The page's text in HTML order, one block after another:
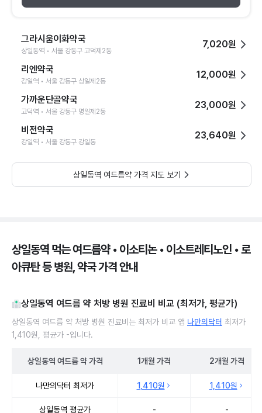
그라시움이화약국
상일동역 • 서울 강동구 고덕제2동
7,020원
리엔약국
강일역 • 서울 강동구 상일제2동
12,000원
가까운단골약국
고덕역 • 서울 강동구 명일제2동
23,000원
비전약국
강일역 • 서울 강동구 강일동
23,640원
상일동역 여드름약 가격 지도 보기
상일동역 먹는 여드름약 • 이소티논 • 이소트레티노인 • 로
아큐탄 등 병원, 약국 가격 안내
상일동역 여드름 약 처방 병원 진료비 비교 (최저가, 평균가)
상일동역 여드름 약 처방 병원 진료비는 최저가 비교 앱 나만의닥터 최저가
1,410원, 평균가 -입니다.
상일동역 여드름 약가격 1개월 가격 2개월 가격
나만의닥터 최저가 1,410원 1,410원
상일동역 평균가 - -